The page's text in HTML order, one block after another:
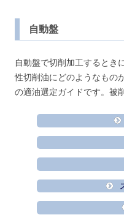
自動盤
自動盤で切削加工するとき
性切削油にどのようなもの
の適油選定ガイドです。被